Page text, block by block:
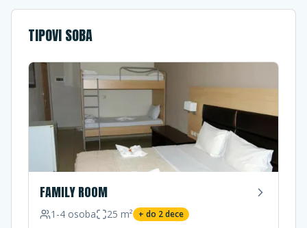
TIPOVI SOBA
FAMILY ROOM
1-4 osoba 25 m² + do 2dece